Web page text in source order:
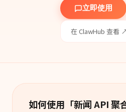
立即使用
在 ClawHub 查看 ↗
如何使用「新闻 API 聚